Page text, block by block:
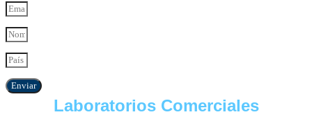
Enviar
Laboratorios Comerciales